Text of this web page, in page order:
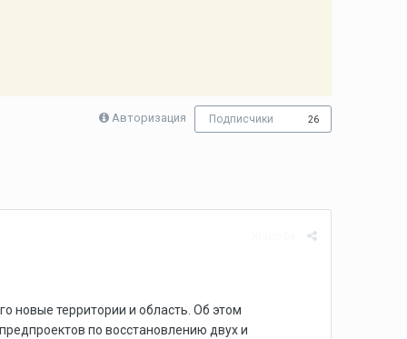
Авторизация Подписчики 26
новые территории и область. Об этом
по восстановлению двух и